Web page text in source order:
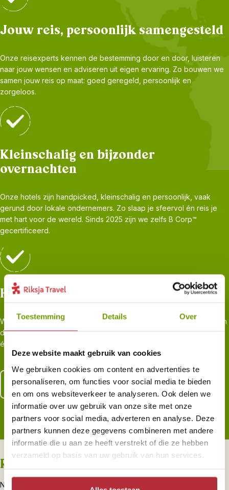
Toestemming Details Over
Deze website maakt gebruik van cookies
We gebruiken cookies om content en advertenties te
personaliseren, om functies voor social media te bieden
en om ons websiteverkeer te analyseren. Ook delen we
informatie over uw gebruik van onze site met onze
partners voor social media, adverteren en analyse. Deze
partners kunnen deze gegevens combineren met andere
informatie die u aan ze heeft verstrekt of die ze hebben
verzameld op basis van uw gebruik van hun services.
Jouw reis, persoonlijk samengesteld
Onze reisexperts kennen de bestemming door en door, luisteren
naar jouw wensen en adviseren uit eigen ervaring. Zo bouwen we
samen jouw reis op maat: goed geregeld, persoonlijk en
zorgeloos.
Kleinschalig en bijzonder
overnachten
Onze hotels zijn handpicked, kleinschalig en persoonlijk, vaak
gerund door lokale ondernemers. Zo slaap je sfeervol én reis je
met hart voor de wereld. Sinds 2025 zijn we zelfs B Corp™
gecertificeerd.
Hoogtepunten én onbekende plekjes
We zijn er zelf vaak geweest en kiezen de slimste routes, weg van
de platgetrapte paden, maar juist naar de plekken waar je het land
écht leert kennen. Voor reizigers, door reizigers.
Lees meer over al onze zekerheden
Riksja brengt je dichterbij
Natuurlijk laten we de hoogtepunten zien van Vietnam, maar we